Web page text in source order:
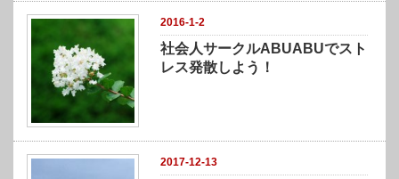
2016-1-2
社会人サークルABUABUでスト
レス発散しよう！
2017-12-13